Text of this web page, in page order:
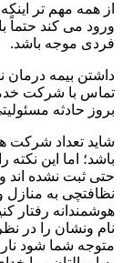
از همه مهم تر
ورود می کند حتماً
فردی موجه باشد.
داشتن بیمه درمان
تماس با شرکت
بروز حادثه
شاید تعداد شرکت
باشد؛ اما این
حتی ثبت نشده اند
نظافتچی به
هوشمندانه رفتار
نام ونشان را در
متوجه شما شود